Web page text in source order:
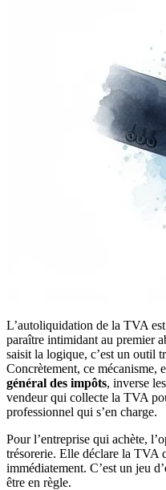
L’autoliquidation de la TVA
paraître intimidant au premier
saisit la logique, c’est un outil
Concrètement, ce mécanisme,
général des impôts, inverse
vendeur qui collecte la TVA
professionnel qui s’en charge.
Pour l’entreprise qui achète,
trésorerie. Elle déclare la TVA
immédiatement. C’est un jeu
être en règle.